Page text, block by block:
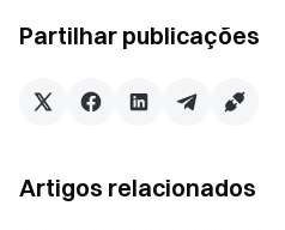
o aplicativo Gate | Desktop
Junte-se à nossa comunidade
perspetivas
Partilhar publicações
Artigos relacionados